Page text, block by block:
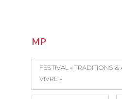
MP
FESTIVAL « TRADITIONS &
VIVRE »